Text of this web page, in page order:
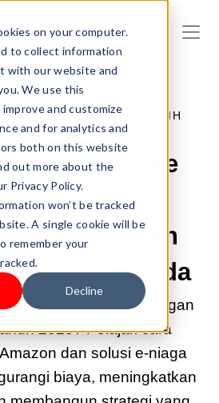
on your computer.
to collect information
with our website and
We use this
and customize
and for analytics and
both on this website
out more about the
Privacy Policy.
won’t be tracked
A single cookie will be
remember your
Decline
| MENDAPATKAN LEBIH
TRAFIK
Prime
segera
Amazon dan
Anda
Prime Day akan kehilangan
2025? Pelajari cara
dan solusi e-niaga
biaya, meningkatkan